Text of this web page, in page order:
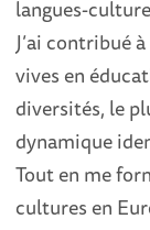
langues-
J’ai contribué
vives en
diversités, le
dynamique
Tout en me
cultures en